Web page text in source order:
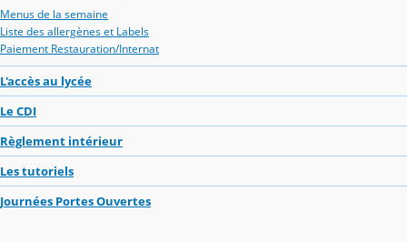
Menus de la semaine
Liste des allergènes et Labels
Paiement Restauration/Internat
L'accès au lycée
Le CDI
Règlement intérieur
Les tutoriels
Journées Portes Ouvertes